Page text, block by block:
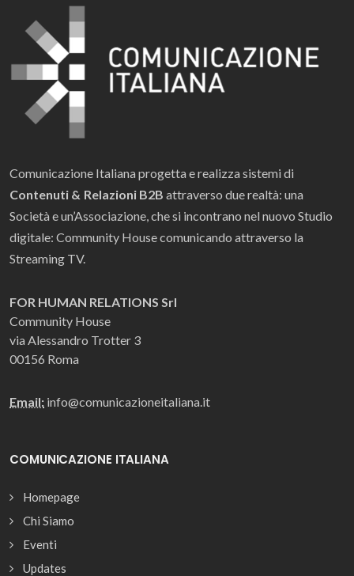
Comunicazione Italiana progetta e realizza sistemi di
Contenuti & Relazioni B2B attraverso due realtà: una
Società e un’Associazione, che si incontrano nel nuovo Studio
digitale: Community House comunicando attraverso la
Streaming TV.
FOR HUMAN RELATIONS Srl
Community House
via Alessandro Trotter 3
00156 Roma
Email: info@comunicazioneitaliana.it
COMUNICAZIONE ITALIANA
Homepage
Chi Siamo
Eventi
Updates